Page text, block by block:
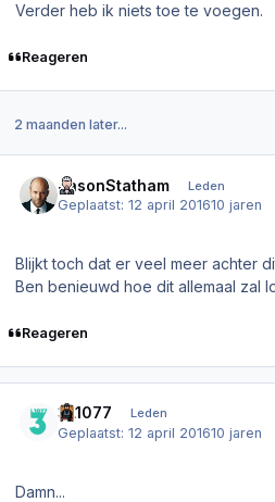
Verder heb ik niets toe te voegen.
Reageren
2 maanden later...
JasonStatham Leden
Geplaatst:12 april 201610 jaren
Blijkt toch dat er veel meer achter
Ben benieuwd hoe dit allemaal zal
Reageren
3L1077 Leden
Geplaatst:12 april 201610 jaren
Damn...